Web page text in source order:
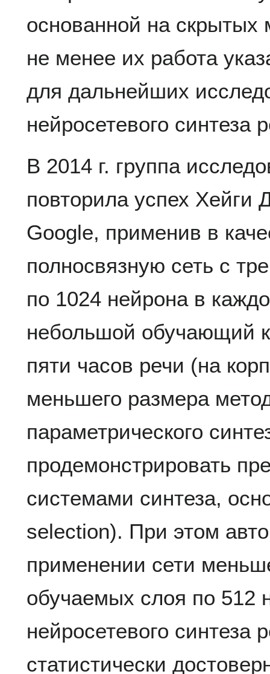
основанной на скрытых
не менее их работа
для дальнейших
нейросетевого синтеза
В 2014 г. группа
повторила успех Хейги
Google, применив в
полносвязную сеть с
по 1024 нейрона в
небольшой обучающий
пяти часов речи (на
меньшего размера
параметрического
продемонстрировать
системами синтеза,
selection). При этом
применении сети
обучаемых слоя по 512
нейросетевого синтеза
статистически